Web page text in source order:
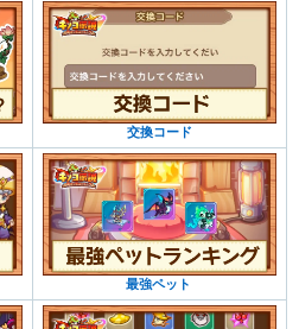
交換コード
最強ペット